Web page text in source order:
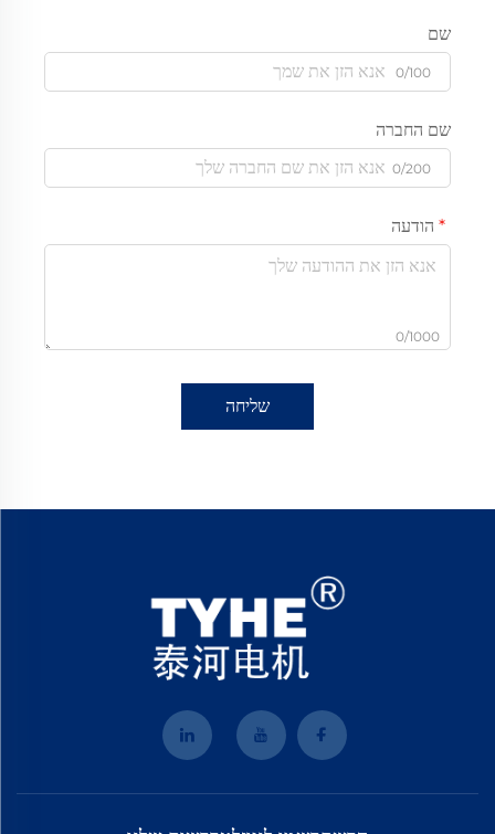
שם
0/100
שם החברה
0/200
הודעה
0/1000
שליחה